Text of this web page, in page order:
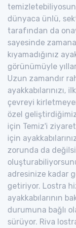
dünyaca ünlü,
tarafından da
sayesinde
kıyamadığınız
görünümüyle
Uzun zamandır
ayakkabılarınızı,
çevreyi
özel
için Temiz'i
için
zorunda da
adresinize kadar
getiriyor. Lostra
ayakkabılarının
durumuna bağlı
sürüyor. Riva